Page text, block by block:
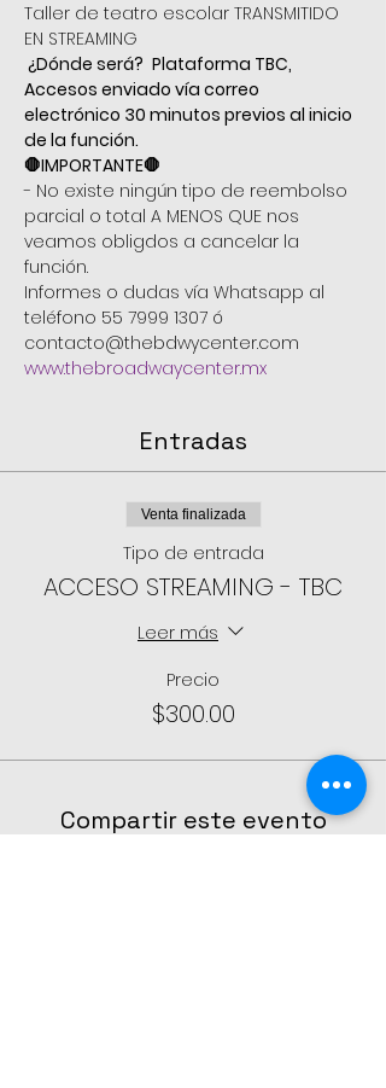
Taller de teatro escolar TRANSMITIDO
EN STREAMING
¿Dónde será? Plataforma TBC,
Accesos enviado vía correo
electrónico 30 minutos previos al inicio
de la función.
🛑IMPORTANTE🛑
- No existe ningún tipo de reembolso
parcial o total A MENOS QUE nos
veamos obligdos a cancelar la
función.
Informes o dudas vía Whatsapp al
teléfono 55 7999 1307 ó
contacto@thebdwycenter.com
www.thebroadwaycenter.mx
Entradas
Venta finalizada
Tipo de entrada
ACCESO STREAMING - TBC
Leer más
Precio
$300.00
Compartir este evento